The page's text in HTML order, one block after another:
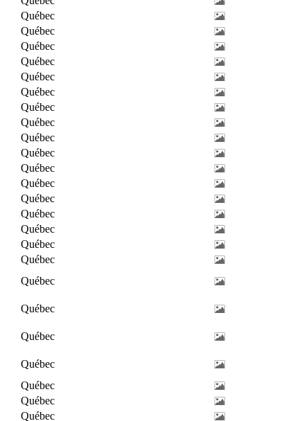
Québec
Québec
Québec
Québec
Québec
Québec
Québec
Québec
Québec
Québec
Québec
Québec
Québec
Québec
Québec
Québec
Québec
Québec
Québec
Québec
Québec
Québec
Québec
Québec